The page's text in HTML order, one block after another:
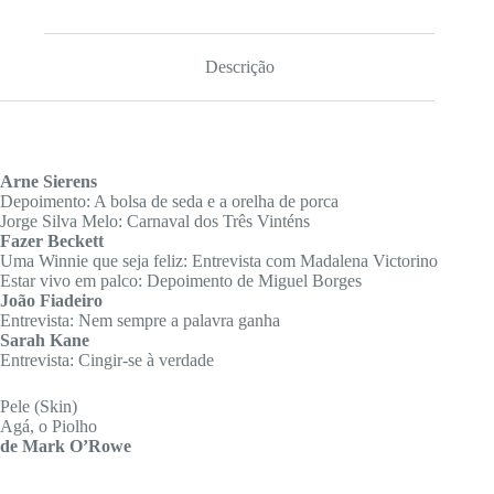
Descrição
Arne Sierens
Depoimento: A bolsa de seda e a orelha de porca
Jorge Silva Melo: Carnaval dos Três Vinténs
Fazer Beckett
Uma Winnie que seja feliz: Entrevista com Madalena Victorino
Estar vivo em palco: Depoimento de Miguel Borges
João Fiadeiro
Entrevista: Nem sempre a palavra ganha
Sarah Kane
Entrevista: Cingir-se à verdade
Pele (Skin)
Agá, o Piolho
de Mark O’Rowe